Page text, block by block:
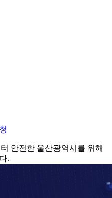
안전한 울산광역시를 위해
.